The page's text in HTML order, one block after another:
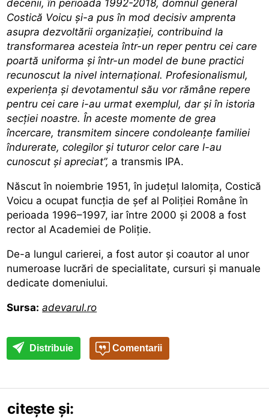
decenii, în perioada 1992-2018, domnul general
Costică Voicu și-a pus în mod decisiv amprenta
asupra dezvoltării organizației, contribuind la
transformarea acesteia într-un reper pentru cei care
poartă uniforma și într-un model de bune practici
recunoscut la nivel internațional. Profesionalismul,
experiența și devotamentul său vor rămâne repere
pentru cei care i-au urmat exemplul, dar și în istoria
secției noastre. În aceste momente de grea
încercare, transmitem sincere condoleanțe familiei
îndurerate, colegilor și tuturor celor care l-au
cunoscut și apreciat”, a transmis IPA.
Născut în noiembrie 1951, în județul Ialomița, Costică
Voicu a ocupat funcția de șef al Poliției Române în
perioada 1996–1997, iar între 2000 și 2008 a fost
rector al Academiei de Poliție.
De-a lungul carierei, a fost autor și coautor al unor
numeroase lucrări de specialitate, cursuri și manuale
dedicate domeniului.
Sursa: adevarul.ro
Distribuie Comentarii
citește și: